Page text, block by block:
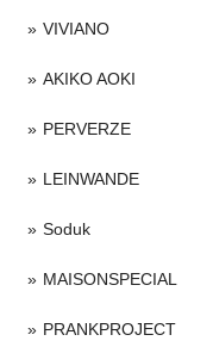
VIVIANO
AKIKO AOKI
PERVERZE
LEINWANDE
Soduk
MAISONSPECIAL
PRANKPROJECT